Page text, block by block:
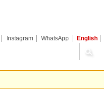
Instagram WhatsApp English